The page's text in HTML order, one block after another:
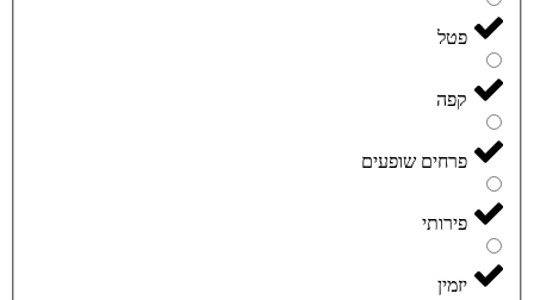
פטל
קפה
פרחים שופעים
פירותי
יזמין